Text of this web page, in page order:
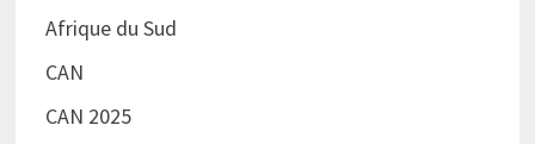
Afrique du Sud
CAN
CAN 2025